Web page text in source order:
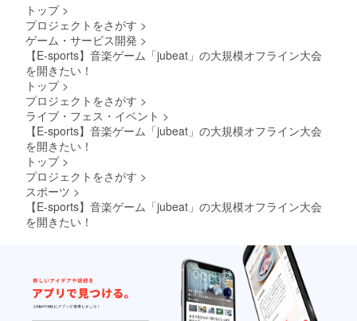
トップ >
プロジェクトをさがす >
ゲーム・サービス開発 >
【E-sports】音楽ゲーム「jubeat」の大規模オフライン大会
を開きたい！
トップ >
プロジェクトをさがす >
ライブ・フェス・イベント >
【E-sports】音楽ゲーム「jubeat」の大規模オフライン大会
を開きたい！
トップ >
プロジェクトをさがす >
スポーツ >
【E-sports】音楽ゲーム「jubeat」の大規模オフライン大会
を開きたい！